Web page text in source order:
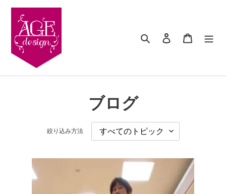
検索 ログインカート
ブログ
絞り込み方法